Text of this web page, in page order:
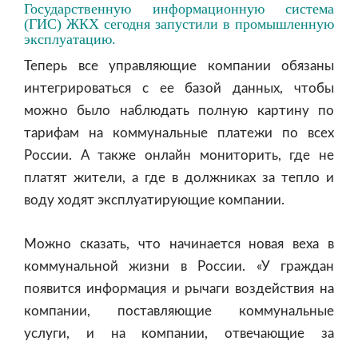
Государственную информационную система
(ГИС) ЖКХ сегодня запустили в промышленную
эксплуатацию.
Теперь все управляющие компании обязаны
интегрироваться с ее базой данных, чтобы
можно было наблюдать полную картину по
тарифам на коммунальные платежи по всех
России. А также онлайн мониторить, где не
платят жители, а где в должниках за тепло и
воду ходят эксплуатирующие компании.
Можно сказать, что начинается новая веха в
коммунальной жизни в России. «У граждан
появится информация и рычаги воздействия на
компании, поставляющие коммунальные
услуги, и на компании, отвечающие за